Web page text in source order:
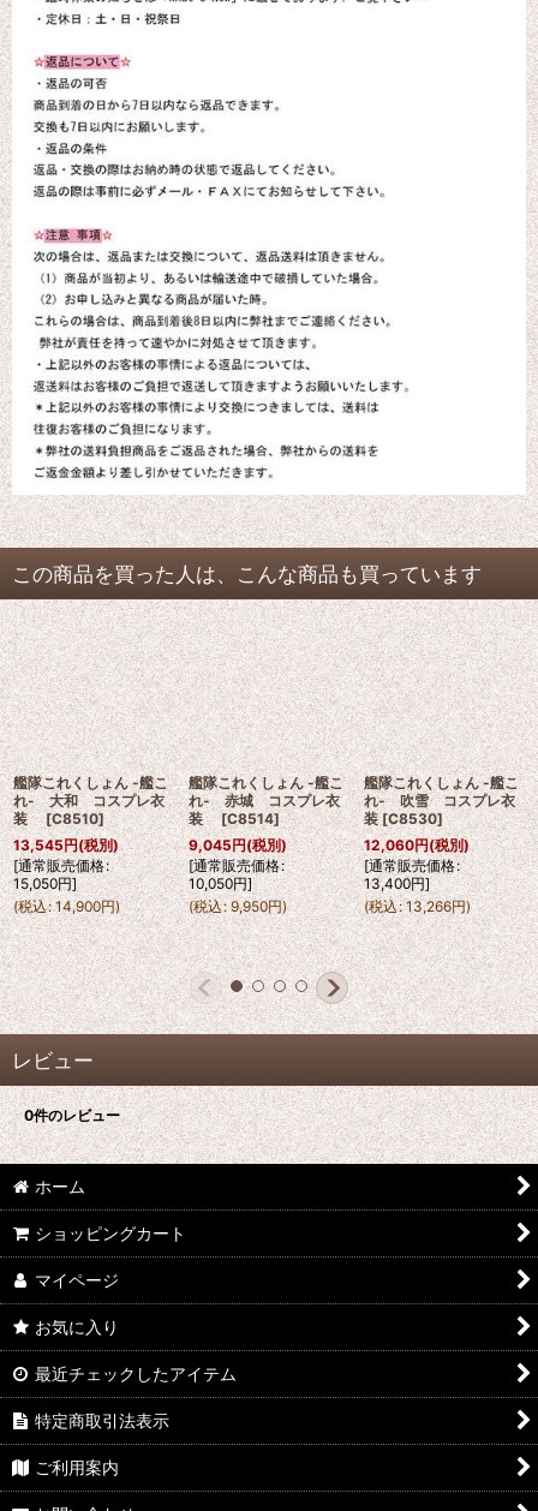
この商品を買った人は、こんな商品も買っています
艦隊これくしょん -艦こ
れ- 大和 コスプレ衣
装 [C8510]
13,545円(税別)
[通常販売価格:
15,050円]
(税込: 14,900円)
艦隊これくしょん -艦こ
れ- 赤城 コスプレ衣
装 [C8514]
9,045円(税別)
[通常販売価格:
10,050円]
(税込: 9,950円)
艦隊これくしょん -艦こ
れ- 吹雪 コスプレ衣
装 [C8530]
12,060円(税別)
[通常販売価格:
13,400円]
(税込: 13,266円)
レビュー
0件のレビュー
ホーム
ショッピングカート
マイページ
お気に入り
最近チェックしたアイテム
特定商取引法表示
ご利用案内